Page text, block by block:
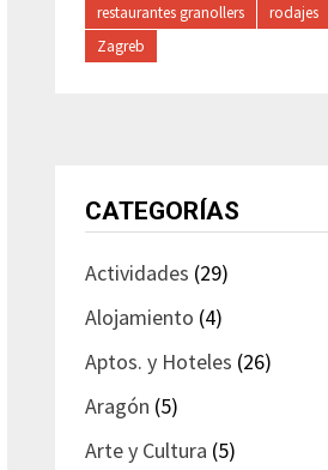
restaurantes granollers
rodajes
Zagreb
CATEGORÍAS
Actividades (29)
Alojamiento (4)
Aptos. y Hoteles (26)
Aragón (5)
Arte y Cultura (5)